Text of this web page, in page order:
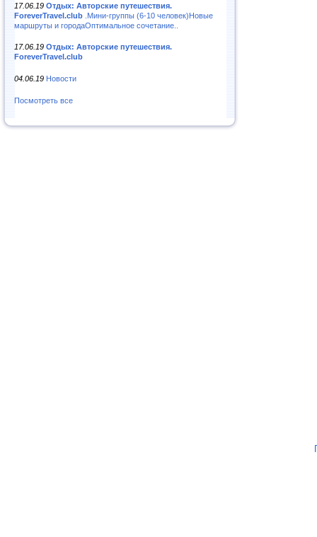
17.06.19 Отдых: Авторские путешествия.
ForeverTravel.club .Мини-группы (6-10 человек)Новые
маршруты и городаОптимальное сочетание..
17.06.19 Отдых: Авторские путешествия.
ForeverTravel.club
04.06.19 Новости
Посмотреть все